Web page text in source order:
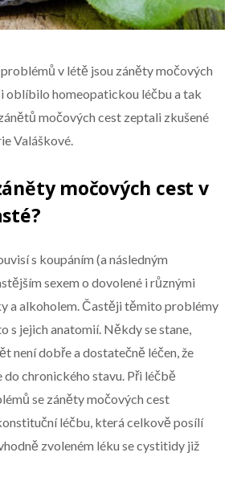
v létě jsou záněty močových
oblíbilo homeopatickou léčbu a tak
močových cest zeptali zkušené
Valáškové.
močových cest v
s koupáním (a následným
sexem o dovolené i různými
a alkoholem. Častěji těmito problémy
s jejich anatomií. Někdy se stane,
není dobře a dostatečně léčen, že
do chronického stavu. Při léčbě
se záněty močových cest
léčbu, která celkově posílí
zvoleném léku se cystitidy již